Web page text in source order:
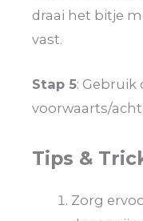
draai het bitje
vast.
Stap 5: Gebruik
voorwaarts/
Tips &
Zorg